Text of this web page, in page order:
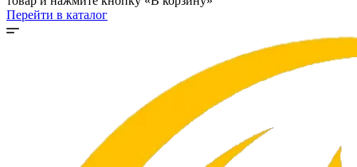
Перейти в каталог